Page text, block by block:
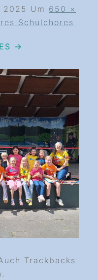
2025 Um 650 ×
Schulchores
→
Trackbacks